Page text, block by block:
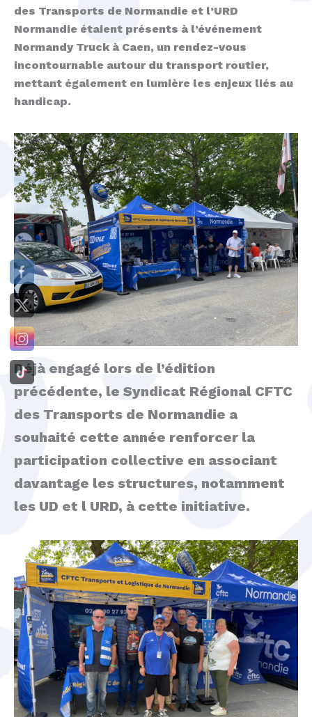
des Transports de Normandie et l’URD
Normandie étaient présents à l’événement
Normandy Truck à Caen, un rendez-vous
incontournable autour du transport routier,
mettant également en lumière les enjeux liés au
handicap.
Déjà engagé lors de l’édition
précédente, le Syndicat Régional CFTC
des Transports de Normandie a
souhaité cette année renforcer la
participation collective en associant
davantage les structures, notamment
les UD et l URD, à cette initiative.